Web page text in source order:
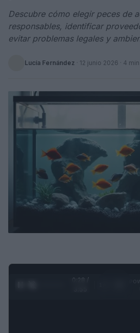
Descubre cómo elegir peces de
responsables, identificar
evitar problemas legales y
Lucía Fernández · 12 junio 2026 · 4 min
0:29 /